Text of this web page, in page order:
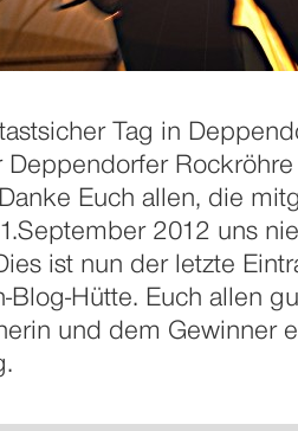
Tag in
Deppendorfer
Euch allen, die
2012 uns
ist nun der letzte
Blog-Hütte. Euch allen
und dem Gewinner